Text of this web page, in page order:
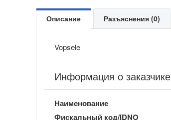
Описание Разъяснения (0)
Vopsele
Информация о заказчике
Наименование
Фискальный код/IDNO